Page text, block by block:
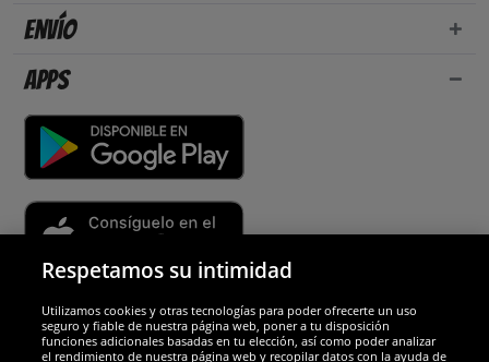
Envío
Apps
Socios y seguridad
Respetamos su intimidad
Utilizamos cookies y otras tecnologías para poder ofrecerte un uso
seguro y fiable de nuestra página web, poner a tu disposición
funciones adicionales basadas en tu elección, así como poder analizar
el rendimiento de nuestra página web y recopilar datos con la ayuda de